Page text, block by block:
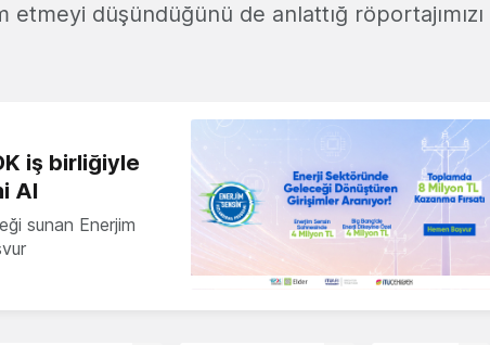
etmeyi düşündüğünü de anlattığ röportajımızı
iş birliğiyle
Al
sunan Enerjim